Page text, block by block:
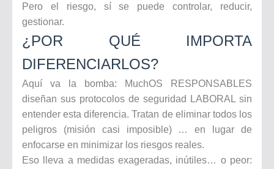
Pero el riesgo, sí se puede controlar, reducir,
gestionar.
¿POR QUÉ IMPORTA
DIFERENCIARLOS?
Aquí va la bomba: MuchOS RESPONSABLES
diseñan sus protocolos de seguridad LABORAL sin
entender esta diferencia. Tratan de eliminar todos los
peligros (misión casi imposible) … en lugar de
enfocarse en minimizar los riesgos reales.
Eso lleva a medidas exageradas, inútiles… o peor: